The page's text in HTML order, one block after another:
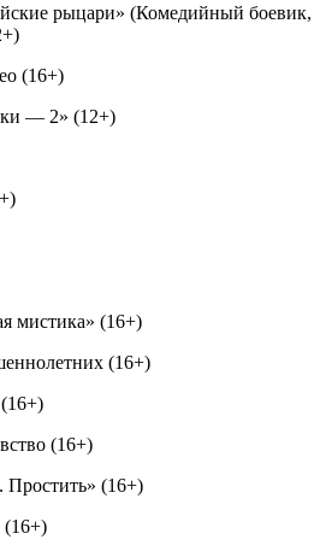
рыцари» (Комедийный боевик,
(16+)
— 2» (12+)
мистика» (16+)
(16+)
(16+)
Простить» (16+)
(16+)